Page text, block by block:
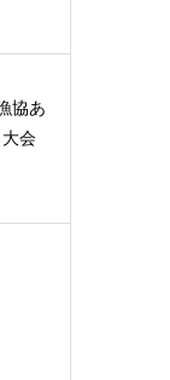
協あ
会